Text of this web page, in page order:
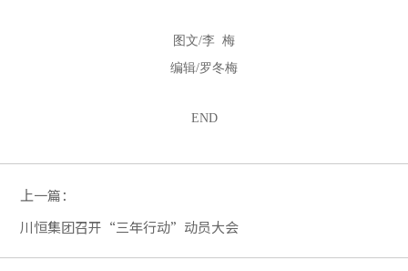
图文/李 梅
编辑/罗冬梅
END
上一篇：
川恒集团召开“三年行动”动员大会